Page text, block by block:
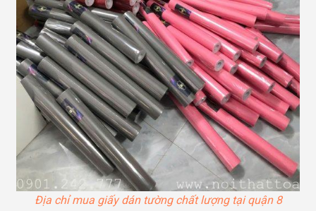
Địa chỉ mua giấy dán tường chất lượng tại quận 8